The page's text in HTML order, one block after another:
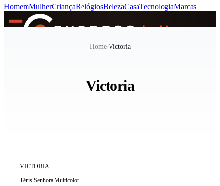
HomemMulherCriançaRelógiosBelezaCasaTecnologiaMarcas
Home/Victoria
Victoria
VICTORIA
Ténis Senhora Multicolor